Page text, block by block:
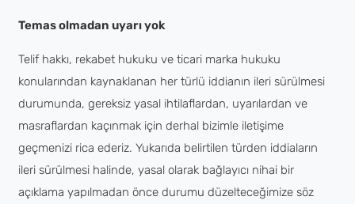
Temas olmadan uyarı yok
Telif hakkı, rekabet hukuku ve ticari marka hukuku
konularından kaynaklanan her türlü iddianın ileri sürülmesi
durumunda, gereksiz yasal ihtilaflardan, uyarılardan ve
masraflardan kaçınmak için derhal bizimle iletişime
geçmenizi rica ederiz. Yukarıda belirtilen türden iddiaların
ileri sürülmesi halinde, yasal olarak bağlayıcı nihai bir
açıklama yapılmadan önce durumu düzelteceğimize söz